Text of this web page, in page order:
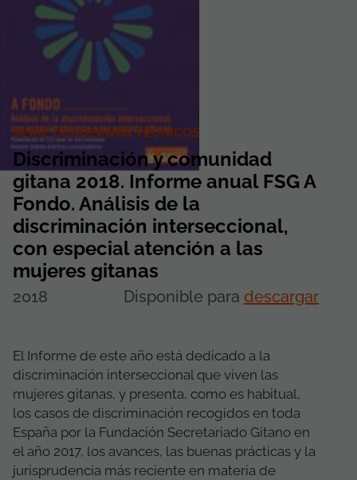
SERIE CUADERNOS TÉCNICOS
Discriminación y comunidad
gitana 2018. Informe anual FSG A
Fondo. Análisis de la
discriminación interseccional,
con especial atención a las
mujeres gitanas
2018 Disponible para descargar
El Informe de este año está dedicado a la
discriminación interseccional que viven las
mujeres gitanas, y presenta, como es habitual,
los casos de discriminación recogidos en toda
España por la Fundación Secretariado Gitano en
el año 2017, los avances, las buenas prácticas y la
jurisprudencia más reciente en materia de